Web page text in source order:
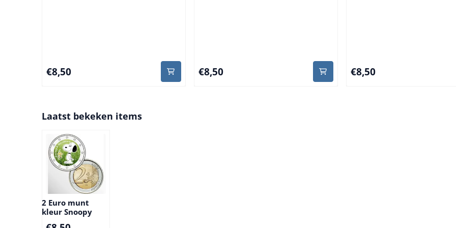
Prijs: 8,50
€8,50 Prijs: 8,50
€8,50 Prijs: 8,50
€8,50
Laatst bekeken items
2 Euro munt
kleur Snoopy